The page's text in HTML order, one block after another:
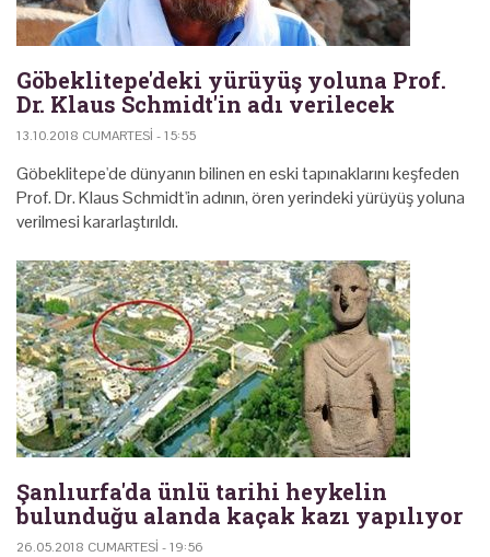
Göbeklitepe'deki yürüyüş yoluna Prof.
Dr. Klaus Schmidt'in adı verilecek
13.10.2018 CUMARTESI - 15:55
Göbeklitepe'de dünyanın bilinen en eski tapınaklarını keşfeden
Prof. Dr. Klaus Schmidt'in adının, ören yerindeki yürüyüş yoluna
verilmesi kararlaştırıldı.
Şanlıurfa'da ünlü tarihi heykelin
bulunduğu alanda kaçak kazı yapılıyor
26.05.2018 CUMARTESI - 19:56